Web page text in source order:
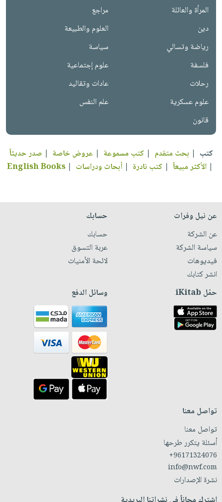
المرأة والعائلة
مراجع
دين
العلوم والطبيعة
رياضة وتسالي
سياسة
فلسفة
علوم إجتماعية
رحلات
عادات وتقاليد
علوم عسكرية
علم النفس
قانون
كتب | بحث متقدم | كتب مسموعة | عروض خاصة | صدر حديثاً
| الأكثر مبيعاً | كتب نادرة | أبحاث ودراسات |
English Books
عن نيل وفرات
عن الشركة
سياسة الشركة
فيديوهات
انشر كتابك
حسابك
حسابك
عربة التسوق
لائحة الأمنيات
حمّل iKitab وسائل الدفع
تواصل معنا
تواصل معنا
أسئلة يتكرر طرحها
+96171324076
info@nwf.com
نشرة الإصدارات